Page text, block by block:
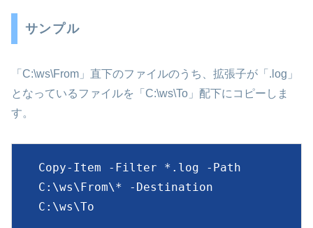
サンプル
「C:\ws\From」直下のファイルのうち、拡張子が「.log」
となっているファイルを「C:\ws\To」配下にコピーしま
す。
Copy-Item -Filter *.log -Path
C:\ws\From\* -Destination
C:\ws\To